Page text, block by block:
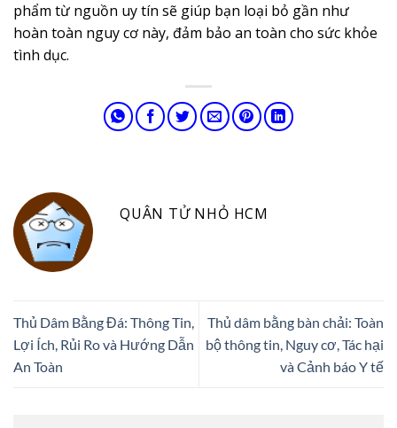
phẩm từ nguồn uy tín sẽ giúp bạn loại bỏ gần như
hoàn toàn nguy cơ này, đảm bảo an toàn cho sức khỏe
tình dục.
QUÂN TỬ NHỎ HCM
Thủ Dâm Bằng Đá: Thông Tin,
Lợi Ích, Rủi Ro và Hướng Dẫn
An Toàn
Thủ dâm bằng bàn chải: Toàn
bộ thông tin, Nguy cơ, Tác hại
và Cảnh báo Y tế